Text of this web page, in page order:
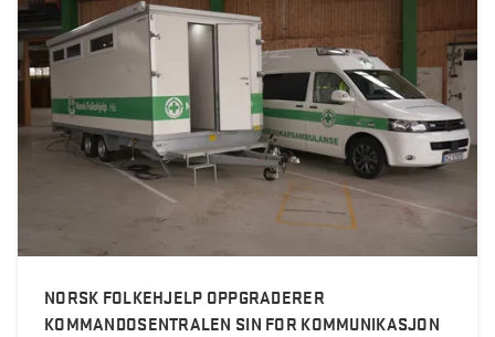
NORSK FOLKEHJELP OPPGRADERER
KOMMANDOSENTRALEN SIN FOR KOMMUNIKASJON